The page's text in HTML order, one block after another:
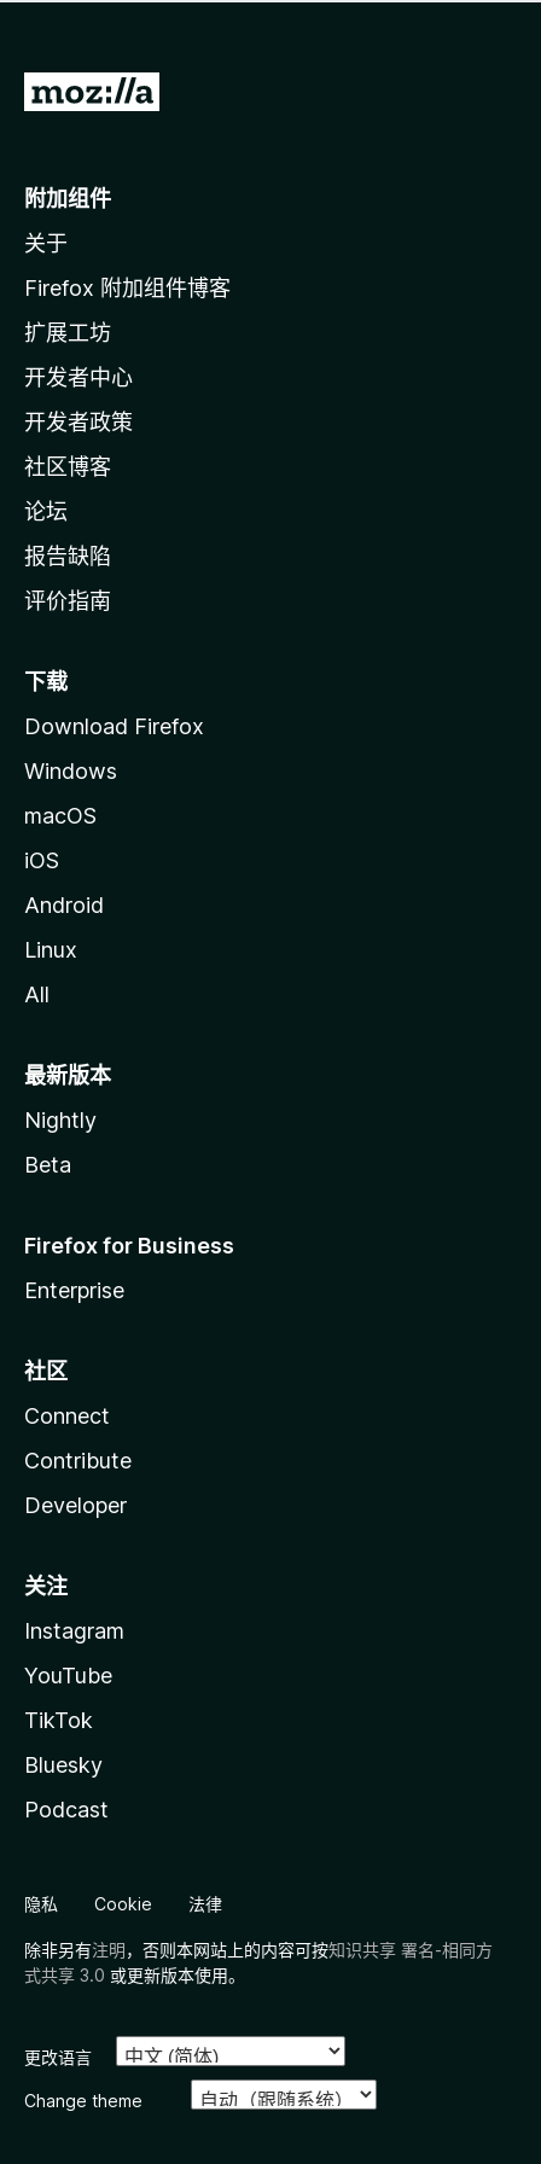
无
转
o
i
l
a
主
页
附加组件
关于
Firefox 附加组件博客
扩展工坊
开发者中心
开发者政策
社区博客
论坛
报告缺陷
评价指南
下载
Download Firefox
Windows
macOS
iOS
Android
Linux
All
最新版本
Nightly
Beta
Firefox for Business
Enterprise
社区
Connect
Contribute
Developer
关注
Instagram
YouTube
TikTok
Bluesky
Podcast
隐私 Cookie 法律
除非另有注明，否则本网站上的内容可按知识共享 署名-相同方
式共享 3.0 或更新版本使用。
更改语言
Change theme